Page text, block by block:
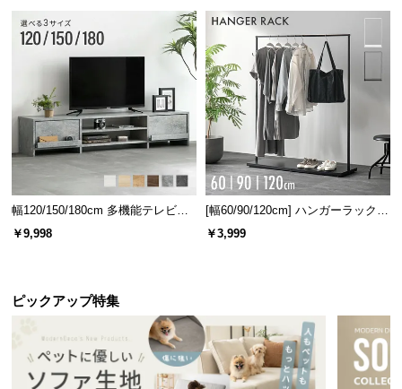
幅120/150/180cm 多機能テレビボ
ード 木目/石目調 オープン収納・
￥9,998
[幅60/90/120cm] ハンガーラック
スチール 4段階高さ調節 サイドフ
￥3,999
ピックアップ特集